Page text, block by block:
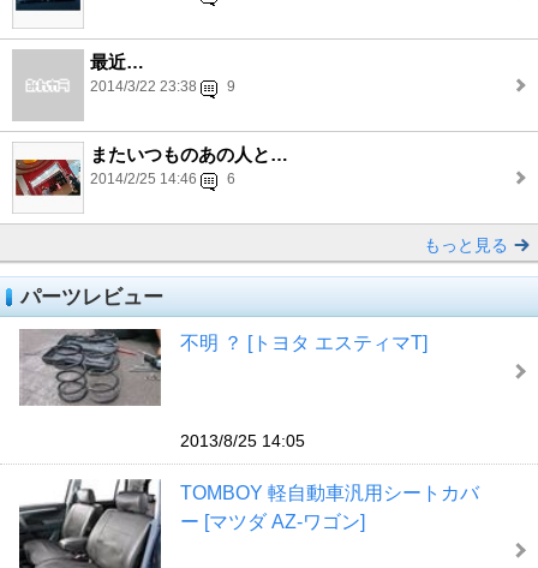
最近…
2014/3/22 23:38 9
またいつものあの人と…
2014/2/25 14:46 6
もっと見る
パーツレビュー
不明 ？ [トヨタ エスティマT]
2013/8/25 14:05
TOMBOY 軽自動車汎用シートカバ
ー [マツダ AZ-ワゴン]